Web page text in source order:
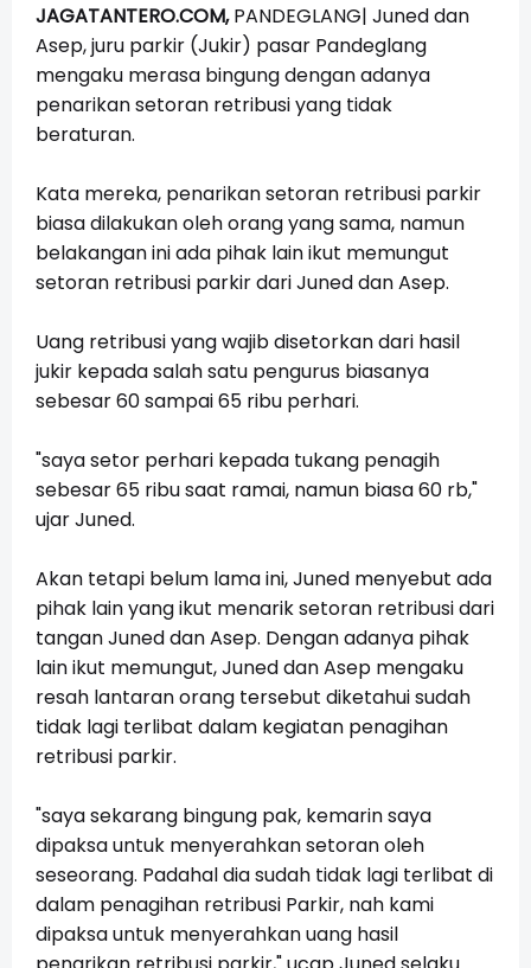
JAGATANTERO.COM,PANDEGLANG| Juned dan
Asep, juru parkir (Jukir) pasar Pandeglang
mengaku merasa bingung dengan adanya
penarikan setoran retribusi yang tidak
beraturan.
Kata mereka, penarikan setoran retribusi parkir
biasa dilakukan oleh orang yang sama, namun
belakangan ini ada pihak lain ikut memungut
setoran retribusi parkir dari Juned dan Asep.
Uang retribusi yang wajib disetorkan dari hasil
jukir kepada salah satu pengurus biasanya
sebesar 60 sampai 65 ribu perhari.
"saya setor perhari kepada tukang penagih
sebesar 65 ribu saat ramai, namun biasa 60 rb,"
ujar Juned.
Akan tetapi belum lama ini, Juned menyebut ada
pihak lain yang ikut menarik setoran retribusi dari
tangan Juned dan Asep. Dengan adanya pihak
lain ikut memungut, Juned dan Asep mengaku
resah lantaran orang tersebut diketahui sudah
tidak lagi terlibat dalam kegiatan penagihan
retribusi parkir.
"saya sekarang bingung pak, kemarin saya
dipaksa untuk menyerahkan setoran oleh
seseorang. Padahal dia sudah tidak lagi terlibat di
dalam penagihan retribusi Parkir, nah kami
dipaksa untuk menyerahkan uang hasil